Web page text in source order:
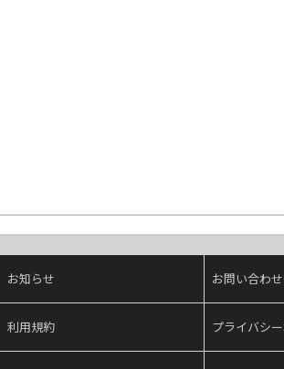
お知らせ お問い合わ
利用規約 プライバシ